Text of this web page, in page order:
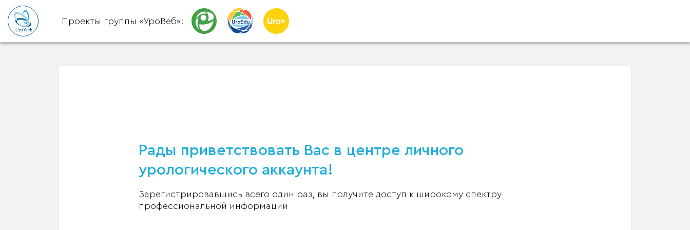
Проекты группы «УроВеб»:
Рады приветствовать Вас в центре личного
урологического аккаунта!
Зарегистрировавшись всего один раз, вы получите доступ к широкому спектру
профессиональной информации